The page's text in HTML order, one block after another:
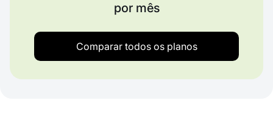
por mês
Comparar todos os planos